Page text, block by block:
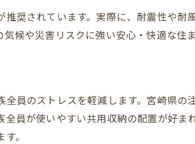
スクに強い注文住宅の土地選びとは
文住宅に利便性をもたせる工夫
施設と連動した注文住宅の利便性の秘訣
住宅だからできる日常動線の最適化
の暮らしに合う注文住宅の工夫を紹介
奨されています。実際に、耐震性や
候や災害リスクに強い安心・快適な住
員のストレスを軽減します。宮崎県の
員が使いやすい共用収納の配置が好ま
。